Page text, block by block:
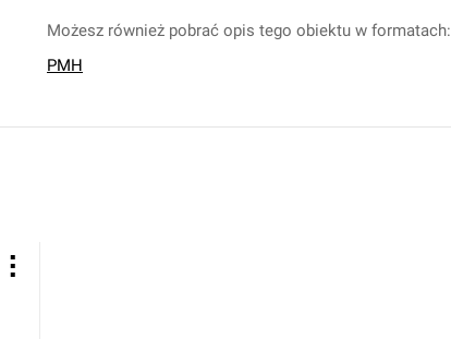
Możesz również pobrać opis tego obiektu w formatach:
PMH